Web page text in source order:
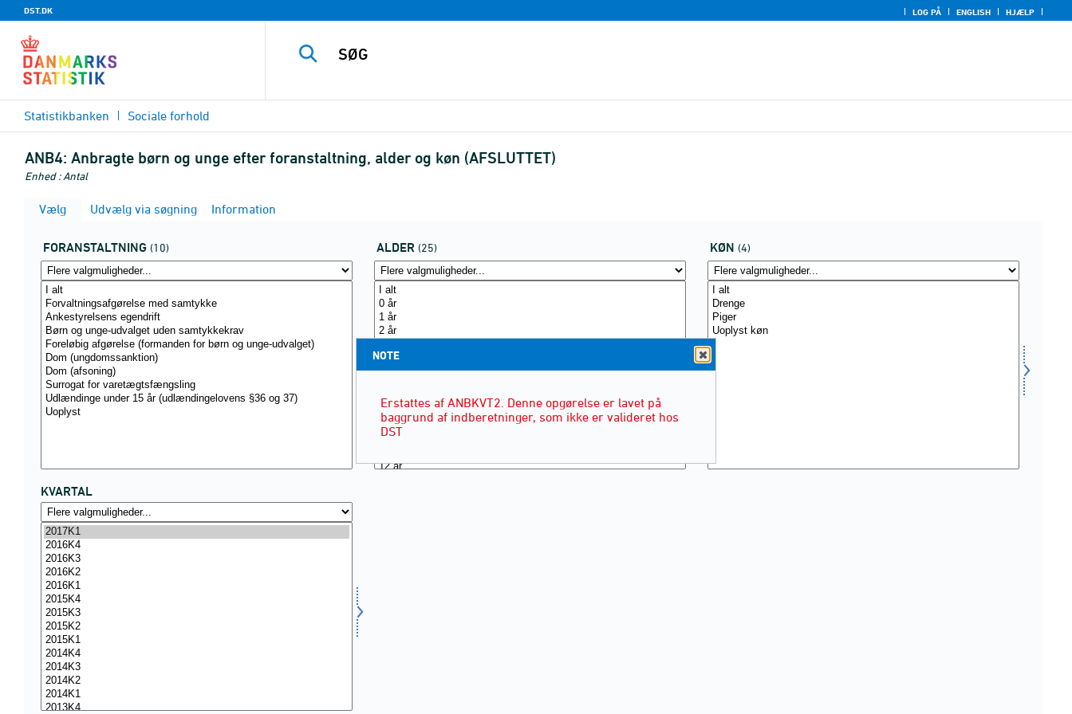
DST.DK LOG PÅ ENGLISH HJÆLP
Statistikbanken Sociale forhold
ANB4: Anbragte børn og unge efter foranstaltning, alder og køn (AFSLUTTET)
Enhed : Antal
Vælg Udvælg via søgning Information
FORANSTALTNING (10) ALDER (25) KØN (4)
KVARTAL
NOTE
Erstattes af ANBKVT2. Denne opgørelse er lavet på
baggrund af indberetninger, som ikke er valideret hos
DST